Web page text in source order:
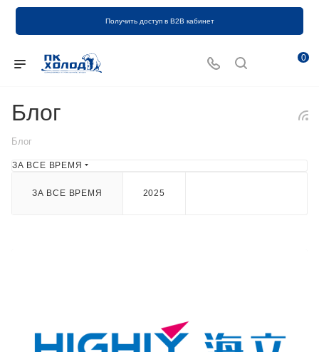
Получить доступ в B2B кабинет
0
Блог
Блог
ЗА ВСЕ ВРЕМЯ
ЗА ВСЕ ВРЕМЯ 2025